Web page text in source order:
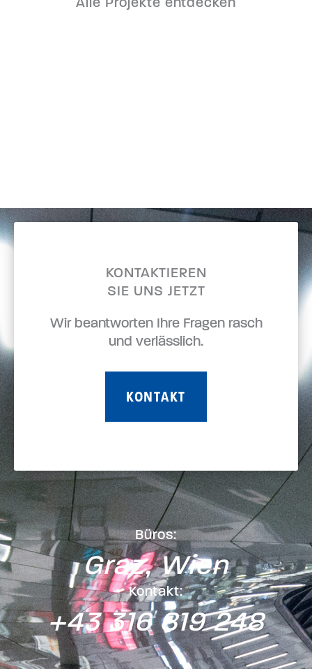
KONTAKTIEREN
SIE UNS JETZT
Wir beantworten Ihre Fragen rasch
und verlässlich.
KONTAKT
Büros:
Graz, Wien
Kontakt:
+43 316 819 248